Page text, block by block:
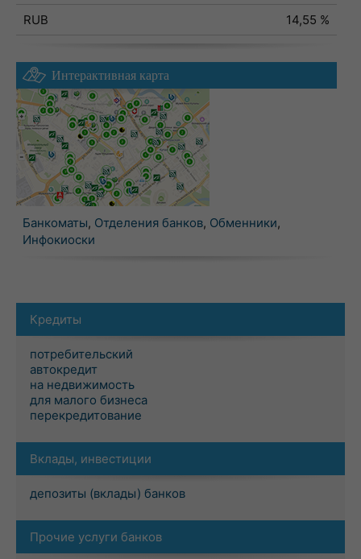
RUB
14,55 %
Интерактивная карта
Банкоматы, Отделения банков, Обменники,
Инфокиоски
Кредиты
потребительский
автокредит
на недвижимость
для малого бизнеса
перекредитование
Вклады, инвестиции
депозиты (вклады) банков
Прочие услуги банков